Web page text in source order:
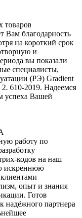
товаров
благодарность
на короткий срок
и
вы показали
специалисты,
(РЭ) Gradient
610-2019. Надеемся
успеха Вашей
работу по
кодов на наш
искреннюю
опыт и знания
Готов
надёжного партнера